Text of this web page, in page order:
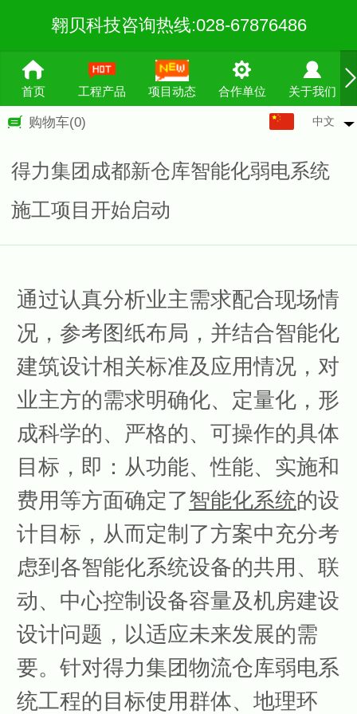
翱贝科技咨询热线:028-67876486
首页 工程产品 项目动态 合作单位 关于我们
购物车(0) 中文
得力集团成都新仓库智能化弱电系统
施工项目开始启动
通过认真分析业主需求配合现场情
况，参考图纸布局，并结合智能化
建筑设计相关标准及应用情况，对
业主方的需求明确化、定量化，形
成科学的、严格的、可操作的具体
目标，即：从功能、性能、实施和
费用等方面确定了智能化系统的设
计目标，从而定制了方案中充分考
虑到各智能化系统设备的共用、联
动、中心控制设备容量及机房建设
设计问题，以适应未来发展的需
要。针对得力集团物流仓库弱电系
统工程的目标使用群体、地理环